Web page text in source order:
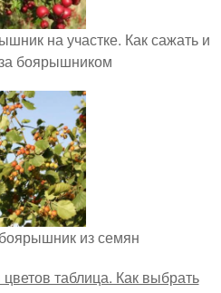
на участке. Как сажать и
боярышником
из семян